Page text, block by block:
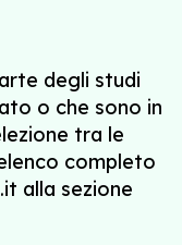
degli studi
o che sono in
tra le
completo
alla sezione